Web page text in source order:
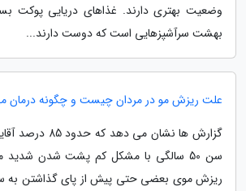
وضعیت بهتری دارند. غذاهای دریایی پوکت
بهشت سرآشپزهایی است که دوست دارند...
علت ریزش مو در مردان چیست و چگونه درمان
گزارش ها نشان می
سن 50 سالگی با مشکل کم پشت شدن